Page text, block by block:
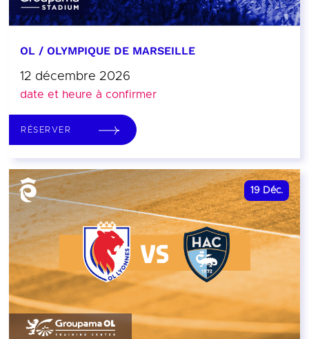
OL / OLYMPIQUE DE MARSEILLE
12 décembre 2026
date et heure à confirmer
RÉSERVER
19 Déc.